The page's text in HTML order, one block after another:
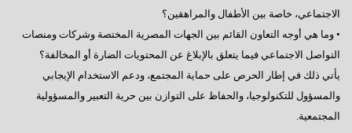
الاجتماعي، خاصة بين الأطفال والمراهقين؟
• وما هي أوجه التعاون القائم بين الجهات المصرية المختصة وشركات ومنصات
التواصل الاجتماعي فيما يتعلق بالإبلاغ عن المحتويات الضارة أو المخالفة؟
يأتي ذلك في إطار الحرص على حماية المجتمع، ودعم الاستخدام الإيجابي
والمسؤول للتكنولوجيا، والحفاظ على التوازن بين حرية التعبير والمسؤولية
المجتمعية.